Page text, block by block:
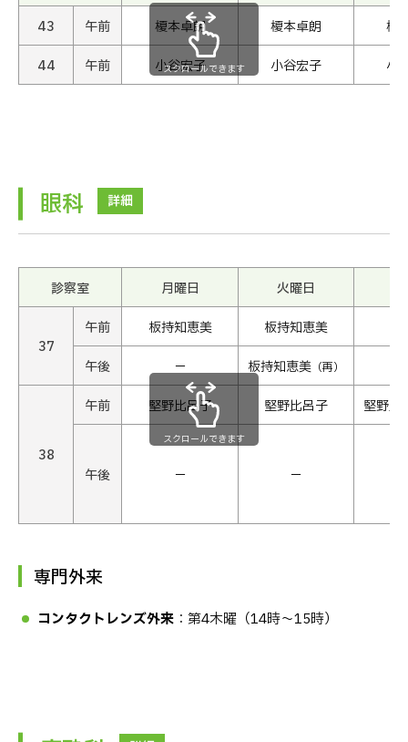
43 午前 榎本卓朗 榎本卓朗 榎
44 午前 小谷宏子 小谷宏子 小
スクロールできます
眼科 詳細
診察室 月曜日 火曜日
37
午前 板持知恵美 板持知恵美
午後 − 板持知恵美 （再）
38
午前 堅野比呂子 堅野比呂子 堅野比
午後 − −
スクロールできます
専門外来
コンタクトレンズ外来 ：第4木曜（14時〜15時）